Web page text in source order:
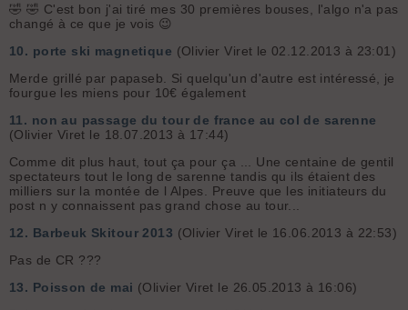
🤣 🤣 C'est bon j'ai tiré mes 30 premières bouses, l'algo n'a pas
changé à ce que je vois 😉
10. porte ski magnetique (Olivier Viret le 02.12.2013 à 23:01)
Merde grillé par papaseb. Si quelqu'un d'autre est intéressé, je
fourgue les miens pour 10€ également
11. non au passage du tour de france au col de sarenne
(Olivier Viret le 18.07.2013 à 17:44)
Comme dit plus haut, tout ça pour ça ... Une centaine de gentil
spectateurs tout le long de sarenne tandis qu ils étaient des
milliers sur la montée de l Alpes. Preuve que les initiateurs du
post n y connaissent pas grand chose au tour...
12. Barbeuk Skitour 2013 (Olivier Viret le 16.06.2013 à 22:53)
Pas de CR ???
13. Poisson de mai (Olivier Viret le 26.05.2013 à 16:06)